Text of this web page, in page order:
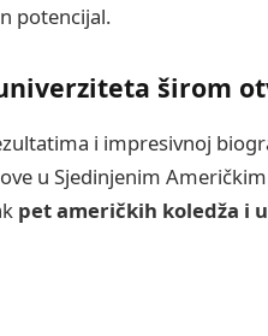
potencijal.
širom
i impresivnoj
u Sjedinjenim
pet američkih koledža i